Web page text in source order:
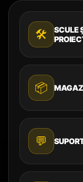
🛠️
SCULE
📦
💬